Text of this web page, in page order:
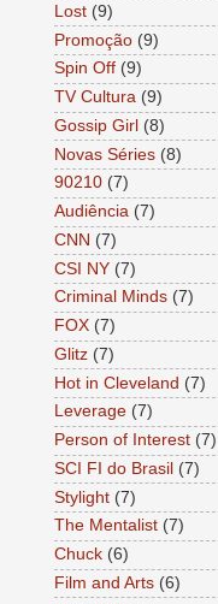
Lost (9)
Promoção (9)
Spin Off (9)
TV Cultura (9)
Gossip Girl (8)
Novas Séries (8)
90210 (7)
Audiência (7)
CNN (7)
CSI NY (7)
Criminal Minds (7)
FOX (7)
Glitz (7)
Hot in Cleveland (7)
Leverage (7)
Person of Interest (7)
SCI FI do Brasil (7)
Stylight (7)
The Mentalist (7)
Chuck (6)
Film and Arts (6)